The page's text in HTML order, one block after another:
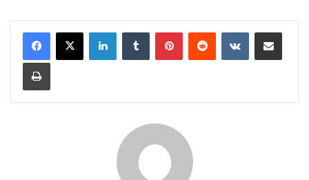
LinkedInTumblr PinterestReddit VKontakteShare via Email
Print